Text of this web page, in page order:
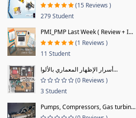
(15 Reviews )
279 Student
PMI_PMP Last Week ( Review + I...
(1 Reviews )
11 Student
أسرار الإظهار المعماري بالألوا...
(0 Reviews )
3 Student
Pumps, Compressors, Gas turbin...